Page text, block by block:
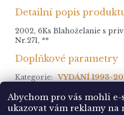
Abychom pro vás mohli e-
ukazovat vám reklamy na
Detailní popis
2002, 6Ks Blahoželanie s
Nr.271, **
Doplňkové parametry
Kategorie: VYDÁNÍ 1993-